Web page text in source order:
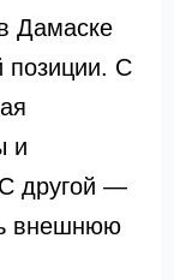
Дамаске
позиции. С
и
другой —
внешнюю